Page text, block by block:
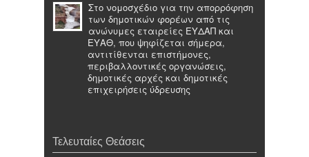
Στο νομοσχέδιο για την απορρόφηση
των δημοτικών φορέων από τις
ανώνυμες εταιρείες ΕΥΔΑΠ και
ΕΥΑΘ, που ψηφίζεται σήμερα,
αντιτίθενται επιστήμονες,
περιβαλλοντικές οργανώσεις,
δημοτικές αρχές και δημοτικές
επιχειρήσεις ύδρευσης
Τελευταίες Θεάσεις